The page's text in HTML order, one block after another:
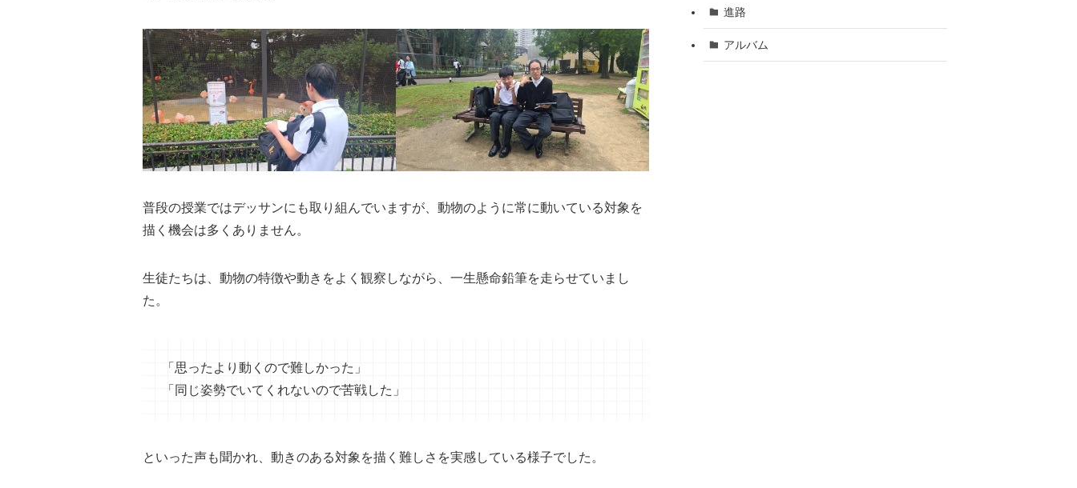
普段の授業ではデッサンにも取り組んでいますが、動物のように常に動いている対象を
描く機会は多くありません。
生徒たちは、動物の特徴や動きをよく観察しながら、一生懸命鉛筆を走らせていまし
た。
「思ったより動くので難しかった」
「同じ姿勢でいてくれないので苦戦した」
といった声も聞かれ、動きのある対象を描く難しさを実感している様子でした。
進路
アルバム